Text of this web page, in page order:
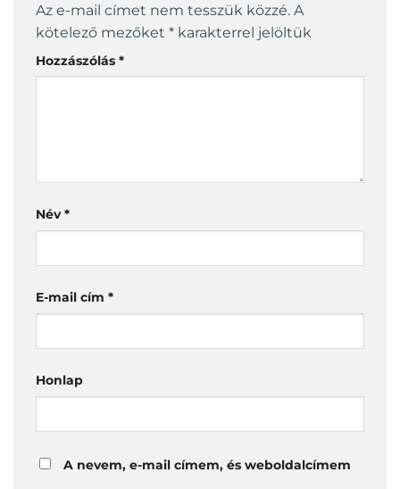
Az e-mail címet nem tesszük közzé. A
kötelező mezőket * karakterrel jelöltük
Hozzászólás *
Név*
E-mail cím *
Honlap
A nevem, e-mail címem, és weboldalcímem